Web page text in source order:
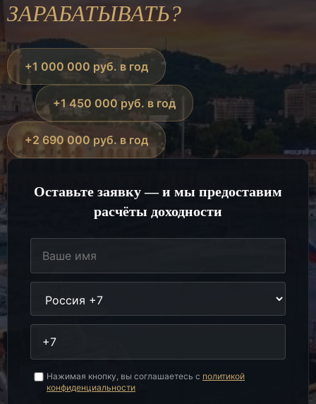
ЗАРАБАТЫВАТЬ?
+1 000 000 руб. в год
+1 450 000 руб. в год
+2 690 000 руб. в год
Оставьте заявку — и мы предоставим
расчёты доходности
Нажимая кнопку, вы соглашаетесь с политикой
конфиденциальности